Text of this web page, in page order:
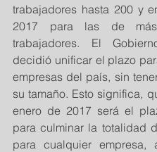
trabajadores hasta 200 y
2017 para las de
trabajadores. El
decidió unificar el plazo
empresas del país, sin
su tamaño. Esto significa,
enero de 2017 será el
para culminar la totalidad
para cualquier empresa,